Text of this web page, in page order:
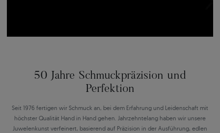
50 Jahre Schmuckpräzision und
Perfektion
Seit 1976 fertigen wir Schmuck an, bei dem Erfahrung und Leidenschaft mit
höchster Qualität Hand in Hand gehen. Jahrzehntelang haben wir unsere
Juwelenkunst verfeinert, basierend auf Präzision in der Ausführung, edlen